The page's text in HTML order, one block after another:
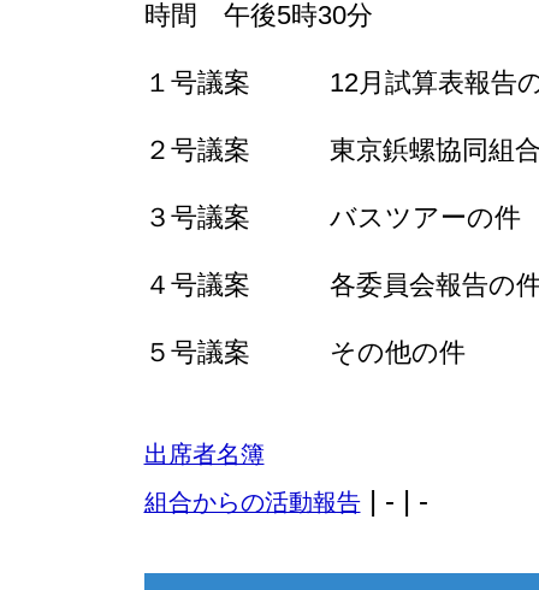
時間 午後5時30分
１号議案 12月試算表報告
２号議案 東京鋲螺協同組合
３号議案 バスツアーの件
４号議案 各委員会報告の
５号議案 その他の件
出席者名簿
組合からの活動報告| - | -